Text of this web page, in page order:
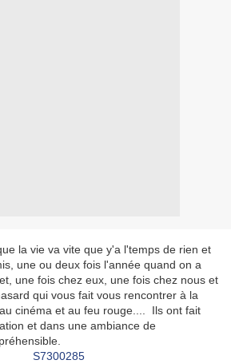
la vie va vite que y'a l'temps de rien et
une ou deux fois l'année quand on a
une fois chez eux, une fois chez nous et
qui vous fait vous rencontrer à la
cinéma et au feu rouge.... Ils ont fait
et dans une ambiance de